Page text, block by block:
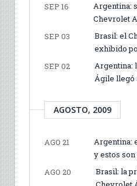
SEP 16
Argentina:
Chevrolet
SEP 03
Brasil: el
exhibido
SEP 02
Argentina:
Ágile llegó
AGOSTO, 2009
AGO 21
Argentina:
y estos
AGO 20
Brasil: la